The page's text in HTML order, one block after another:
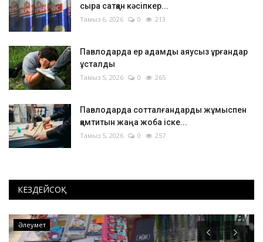
сыра сатқан кәсіпкер...
Тамыз 6, 2026 0 213
Павлодарда ер адамды аяусыз ұрғандар
ұсталды
Тамыз 5, 2026 0 265
Павлодарда сотталғандарды жұмыспен
қамтитын жаңа жоба іске...
Тамыз 5, 2026 0 257
КЕЗДЕЙСОҚ
Оқиға